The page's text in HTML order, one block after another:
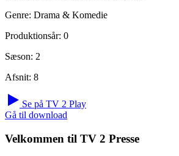
Genre: Drama & Komedie
Produktionsår: 0
Sæson: 2
Afsnit: 8
Se på TV 2 Play
Gå til download
Velkommen til TV 2 Presse